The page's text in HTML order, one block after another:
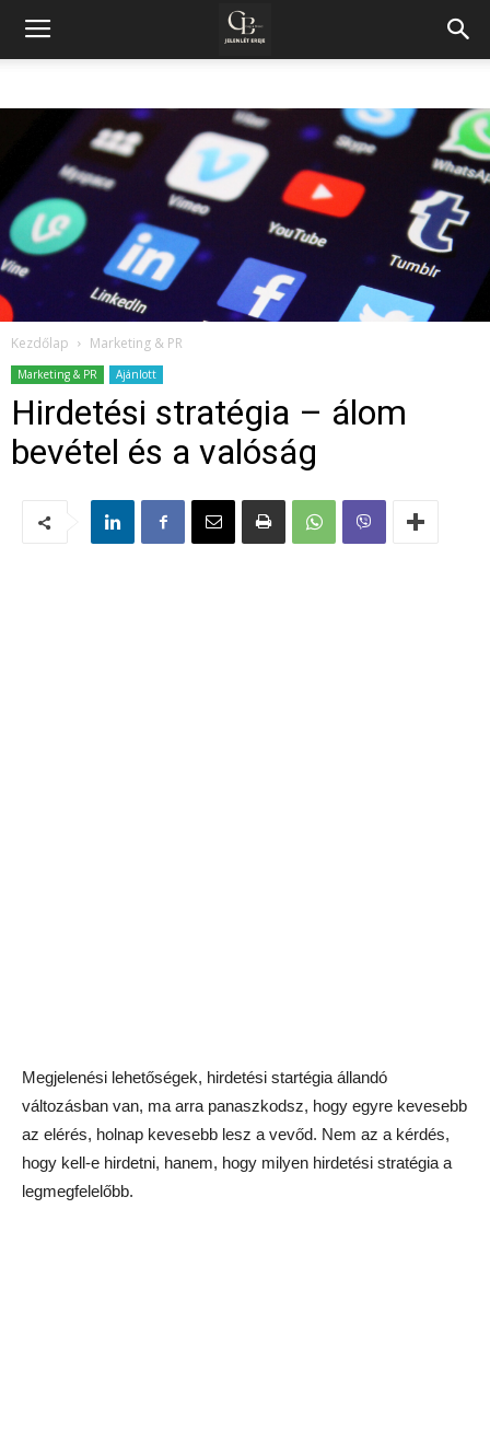
Kezdőlap Marketing & PR
Marketing & PR Ajánlott
Hirdetési stratégia – álom
bevétel és a valóság
Megjelenési lehetőségek, hirdetési startégia állandó
változásban van, ma arra panaszkodsz, hogy egyre kevesebb
az elérés, holnap kevesebb lesz a vevőd. Nem az a kérdés,
hogy kell-e hirdetni, hanem, hogy milyen hirdetési stratégia a
legmegfelelőbb.